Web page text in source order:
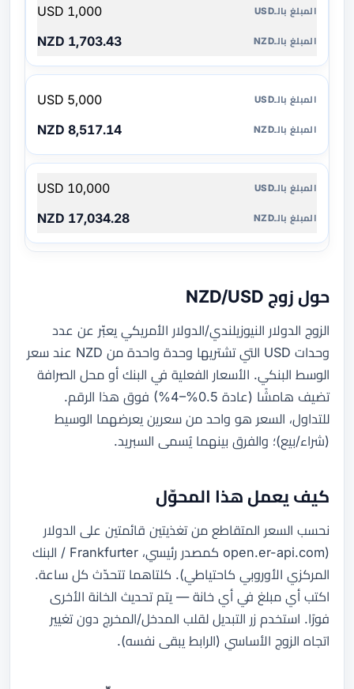
1,000 USD
1,703.43 NZD
5,000 USD
8,517.14 NZD
10,000 USD
17,034.28 NZD
حول زوج NZD/USD
الزوج الدولار النيوزيلندي/الدولار الأمريكي يعبّر عن عدد
وحدات USD التي تشتريها وحدة واحدة من NZD عند سعر
الوسط البنكي. الأسعار الفعلية في البنك أو محل الصرافة
تضيف هامشًا (عادة 0.5%–4%) فوق هذا الرقم.
للتداول، السعر هو واحد من سعرين يعرضهما الوسيط
(شراء/بيع)؛ والفرق بينهما يُسمى السبريد.
كيف يعمل هذا المحوّل
نحسب السعر المتقاطع من تغذيتين قائمتين على الدولار
(open.er-api.com كمصدر رئيسي، Frankfurter / البنك
المركزي الأوروبي كاحتياطي). كلتاهما تتحدّث كل ساعة.
اكتب أي مبلغ في أي خانة — يتم تحديث الخانة الأخرى
فورًا. استخدم زر التبديل لقلب المدخل/المخرج دون تغيير
اتجاه الزوج الأساسي (الرابط يبقى نفسه).